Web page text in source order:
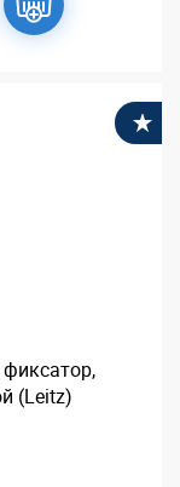
(Leitz)